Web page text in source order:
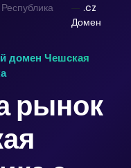
.cz
Домен
домен Чешская
рынок